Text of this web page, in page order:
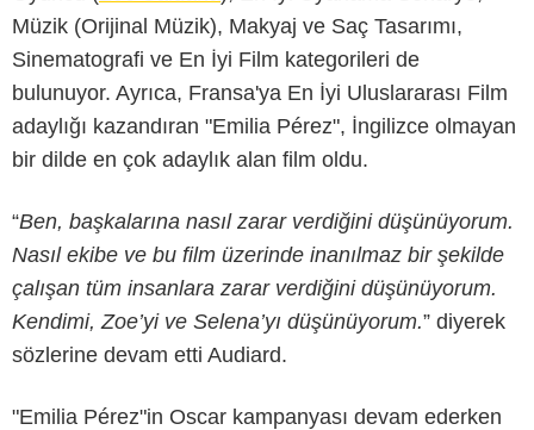
Müzik (Orijinal Müzik), Makyaj ve Saç Tasarımı,
Sinematografi ve En İyi Film kategorileri de
bulunuyor. Ayrıca, Fransa'ya En İyi Uluslararası Film
adaylığı kazandıran "Emilia Pérez", İngilizce olmayan
bir dilde en çok adaylık alan film oldu.
“Ben, başkalarına nasıl zarar verdiğini düşünüyorum.
Nasıl ekibe ve bu film üzerinde inanılmaz bir şekilde
çalışan tüm insanlara zarar verdiğini düşünüyorum.
Kendimi, Zoe’yi ve Selena’yı düşünüyorum.” diyerek
sözlerine devam etti Audiard.
"Emilia Pérez"in Oscar kampanyası devam ederken